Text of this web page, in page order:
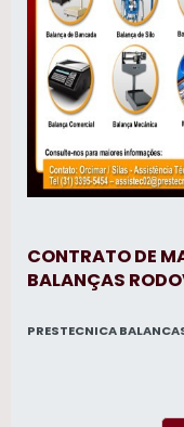
CONTRATO DE
BALANÇAS
PRESTECNICA